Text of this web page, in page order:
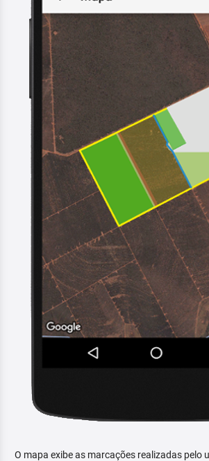
O mapa exibe as marcações realizadas pelo